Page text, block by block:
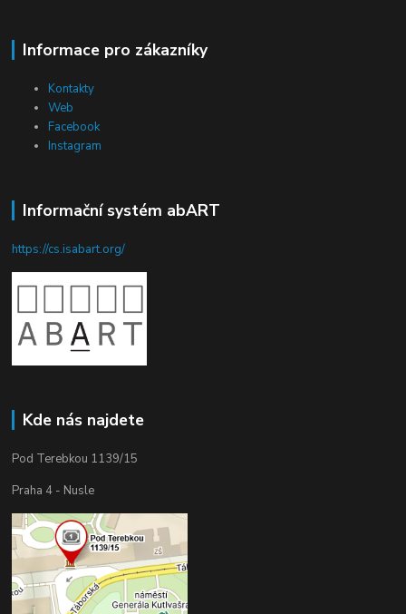
Informace pro zákazníky
Kontakty
Web
Facebook
Instagram
Informační systém abART
https://cs.isabart.org/
Kde nás najdete
Pod Terebkou 1139/15
Praha 4 - Nusle